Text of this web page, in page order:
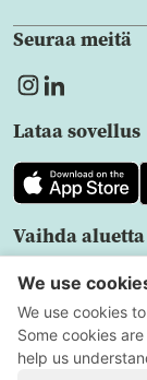
Seuraa meitä
Lataa sovellus
Vaihda aluetta
FI